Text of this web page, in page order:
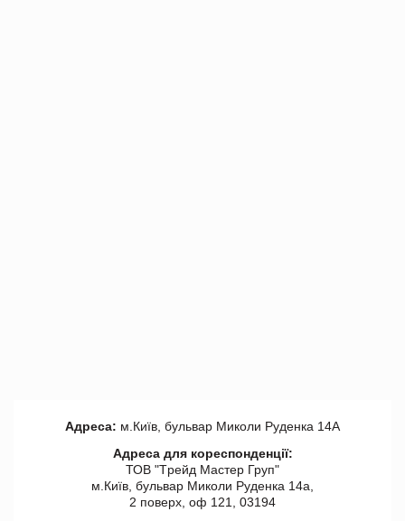
Адреса: м.Київ, бульвар Миколи Руденка 14А
Адреса для кореспонденції:
ТОВ "Tрейд Мастер Груп"
м.Київ, бульвар Миколи Руденка 14а,
2 поверх, оф 121, 03194